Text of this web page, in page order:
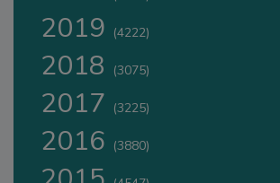
2019 (4222)
2018 (3075)
2017 (3225)
2016 (3880)